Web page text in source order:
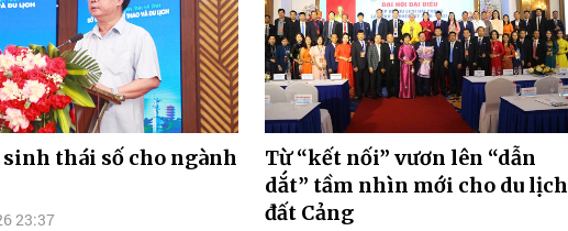
sinh thái số cho ngành
23:37
Từ “kết nối” vươn lên “dẫn
dắt” tầm nhìn mới cho du lịch
đất Cảng